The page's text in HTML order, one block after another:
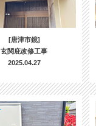
[唐津市鏡]
玄関庇改修工事
2025.04.27